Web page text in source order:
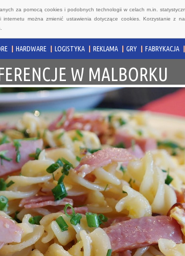
za pomocą cookies i podobnych technologii w celach m.in.
internetu można zmienić ustawienia dotyczące cookies. Korzystanie z
HARDWARE LOGISTYKA REKLAMA GRY FABRYKACJA
W MALBORKU